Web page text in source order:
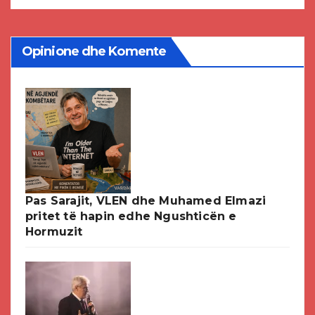
Opinione dhe Komente
Pas Sarajit, VLEN dhe Muhamed Elmazi
pritet të hapin edhe Ngushticën e
Hormuzit